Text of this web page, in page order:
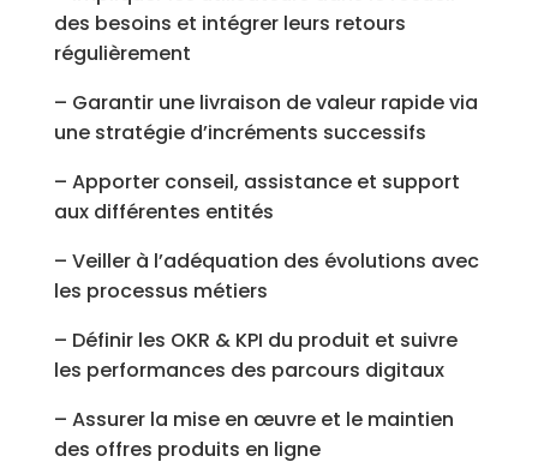
des besoins et intégrer leurs retours
régulièrement
– Garantir une livraison de valeur rapide via
une stratégie d’incréments successifs
– Apporter conseil, assistance et support
aux différentes entités
– Veiller à l’adéquation des évolutions avec
les processus métiers
– Définir les OKR & KPI du produit et suivre
les performances des parcours digitaux
– Assurer la mise en œuvre et le maintien
des offres produits en ligne